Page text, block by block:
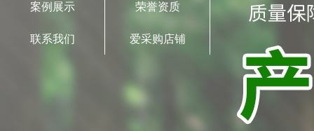
案例展示 荣誉资质
联系我们 爱采购店铺